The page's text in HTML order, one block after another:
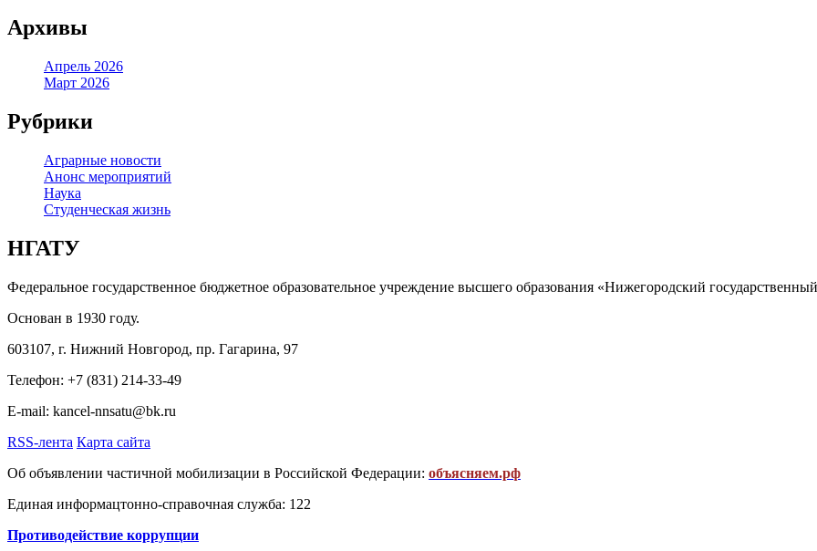
Архивы
Апрель 2026
Март 2026
Рубрики
Аграрные новости
Анонс мероприятий
Наука
Студенческая жизнь
НГАТУ
Федеральное государственное бюджетное образовательное учреждение высшего образования «Нижегородский
Основан в 1930 году.
603107, г. Нижний Новгород, пр. Гагарина, 97
Телефон: +7 (831) 214-33-49
E-mail: kancel-nnsatu@bk.ru
RSS-лента Карта сайта
Об объявлении частичной мобилизации в Российской Федерации: объясняем.рф
Единая информацтонно-справочная служба: 122
Противодействие коррупции